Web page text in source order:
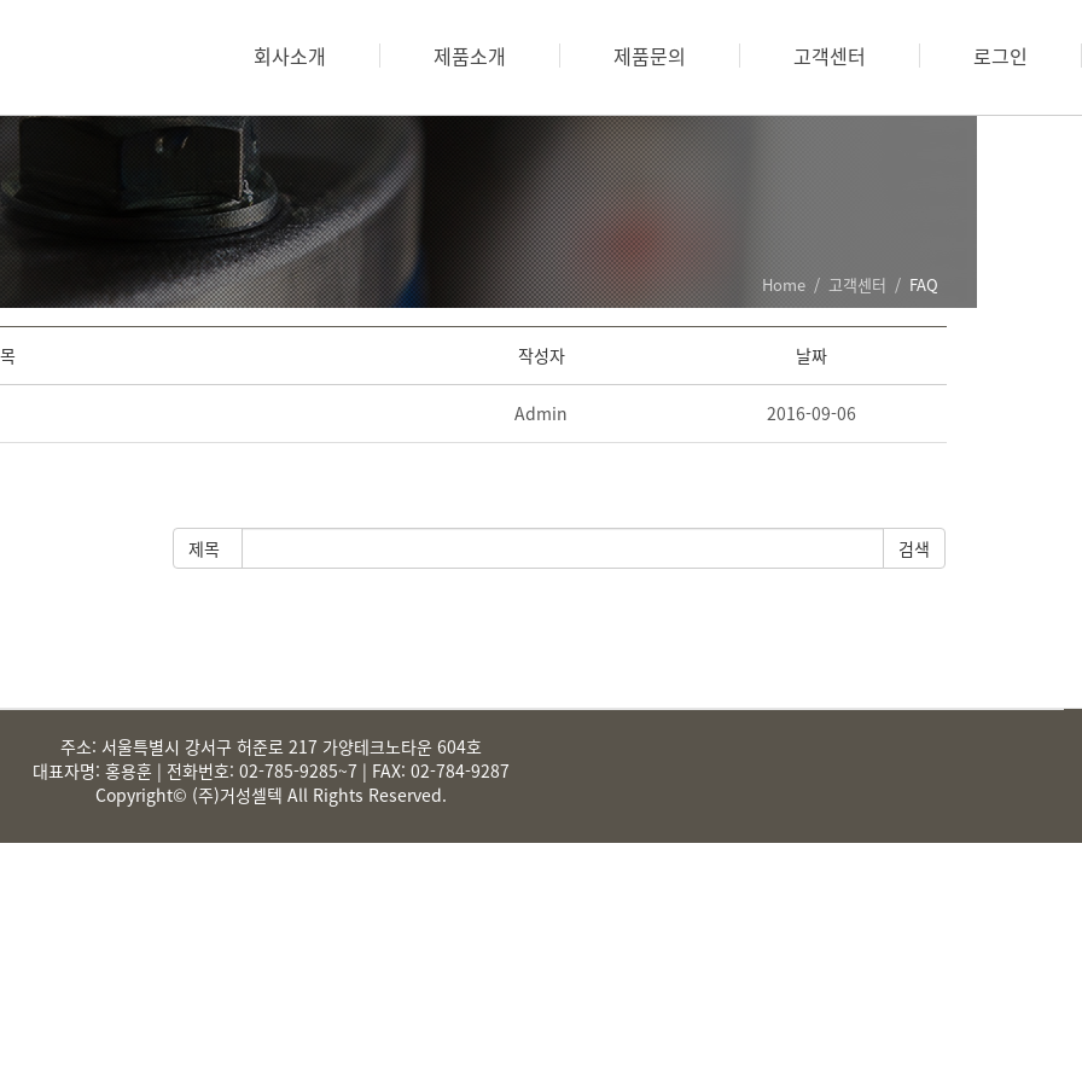
회사소개 제품소개 제품문의 고객센터 로그인
Home / 고객센터 / FAQ
작성자 날짜
Admin 2016-09-06
제목
주소: 서울특별시 강서구 허준로 217 가양테크노타운 604호
대표자명: 홍용훈 | 전화번호: 02-785-9285~7 | FAX: 02-784-9287
Copyright© (주)거성셀텍 All Rights Reserved.